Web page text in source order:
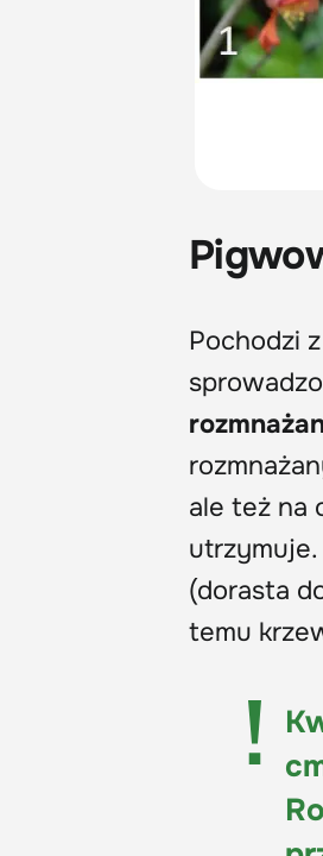
Pochodzi
ale też na
utrzymuje.
(dorasta
temu